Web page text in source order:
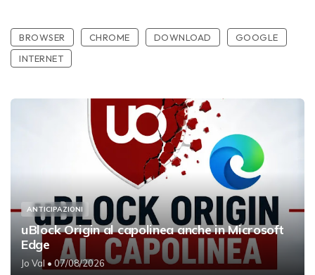
BROWSER CHROME DOWNLOAD
GOOGLE
INTERNET
ANTICIPAZIONI
uBlock Origin al capolinea anche in Microsoft
Edge
Jo Val • 07/08/2026